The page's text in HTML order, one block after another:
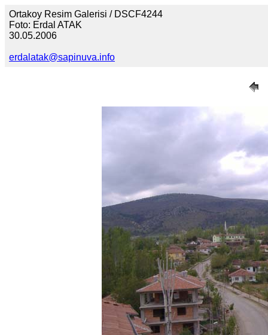
Ortakoy Resim Galerisi / DSCF4244
Foto: Erdal ATAK
30.05.2006
erdalatak@sapinuva.info